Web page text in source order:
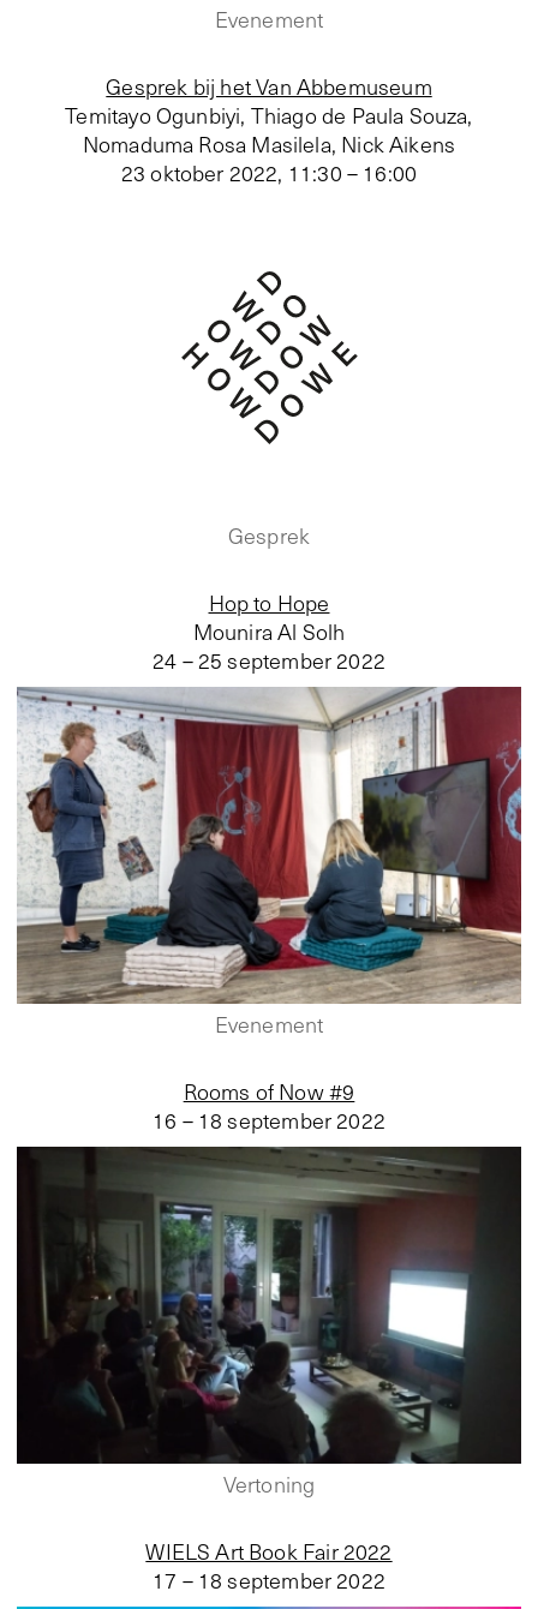
Evenement
Gesprek bij het Van Abbemuseum
Temitayo Ogunbiyi, Thiago de Paula Souza,
Nomaduma Rosa Masilela, Nick Aikens
23 oktober 2022, 11:30 – 16:00
Gesprek
Hop to Hope
Mounira Al Solh
24 – 25 september 2022
Evenement
Rooms of Now #9
16 – 18 september 2022
Vertoning
WIELS Art Book Fair 2022
17 – 18 september 2022